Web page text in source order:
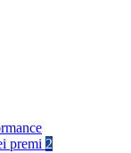
premi 2